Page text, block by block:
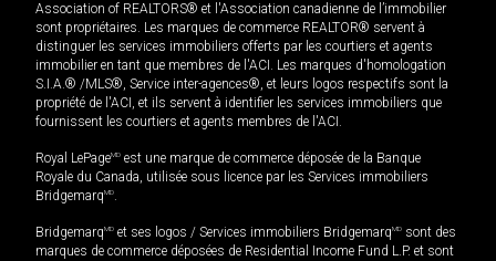
Association of REALTORS® et l'Association canadienne de l’immobilier
sont propriétaires. Les marques de commerce REALTOR® servent à
distinguer les services immobiliers offerts par les courtiers et agents
immobilier en tant que membres de l'ACI. Les marques d'homologation
S.I.A.® /MLS®, Service inter-agences®, et leurs logos respectifs sont la
propriété de l'ACI, et ils servent à identifier les services immobiliers que
fournissent les courtiers et agents membres de l'ACI.
Royal LePageMD est une marque de commerce déposée de la Banque
Royale du Canada, utilisée sous licence par les Services immobiliers
BridgemarqMD.
BridgemarqMD et ses logos / Services immobiliers BridgemarqMD sont des
marques de commerce déposées de Residential Income Fund L.P. et sont